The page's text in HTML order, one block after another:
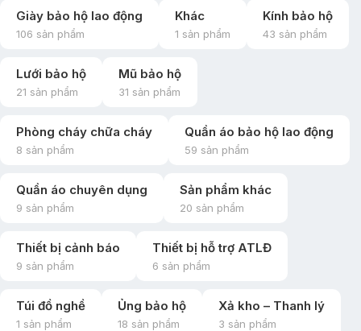
Giày bảo hộ lao động
106 sản phẩm
Khác
1 sản phẩm
Kính bảo hộ
43 sản phẩm
Lưới bảo hộ
21 sản phẩm
Mũ bảo hộ
31 sản phẩm
Phòng cháy chữa cháy
8 sản phẩm
Quần áo bảo hộ lao động
59 sản phẩm
Quần áo chuyên dụng
9 sản phẩm
Sản phẩm khác
20 sản phẩm
Thiết bị cảnh báo
9 sản phẩm
Thiết bị hỗ trợ ATLĐ
6 sản phẩm
Túi đồ nghề
1 sản phẩm
Ủng bảo hộ
18 sản phẩm
Xả kho – Thanh lý
3 sản phẩm